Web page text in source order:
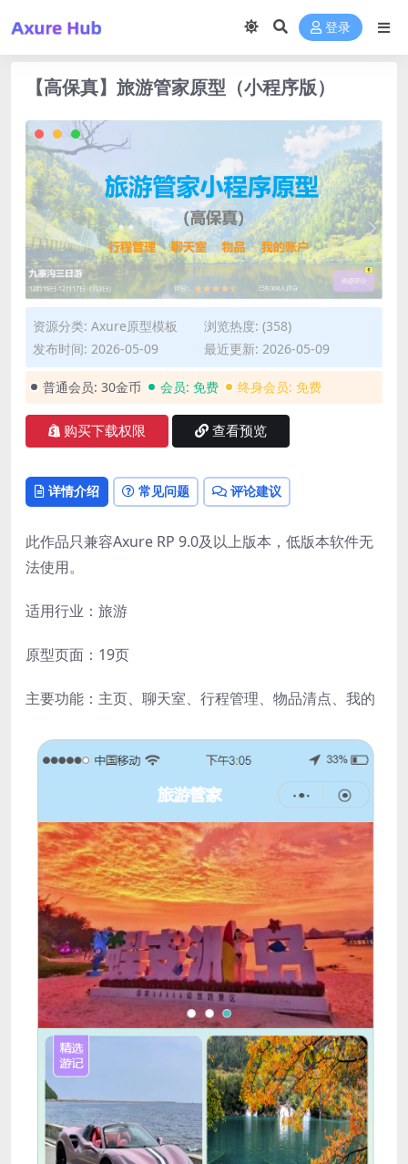
登录
【高保真】旅游管家原型（小程序版）
资源分类: Axure原型模板
浏览热度: (358)
发布时间: 2026-05-09
最近更新: 2026-05-09
普通会员: 30金币 会员: 免费 终身会员: 免费
购买下载权限 查看预览
详情介绍 常见问题 评论建议
此作品只兼容Axure RP 9.0及以上版本，低版本软件无
法使用。
适用行业：旅游
原型页面：19页
主要功能：主页、聊天室、行程管理、物品清点、我的